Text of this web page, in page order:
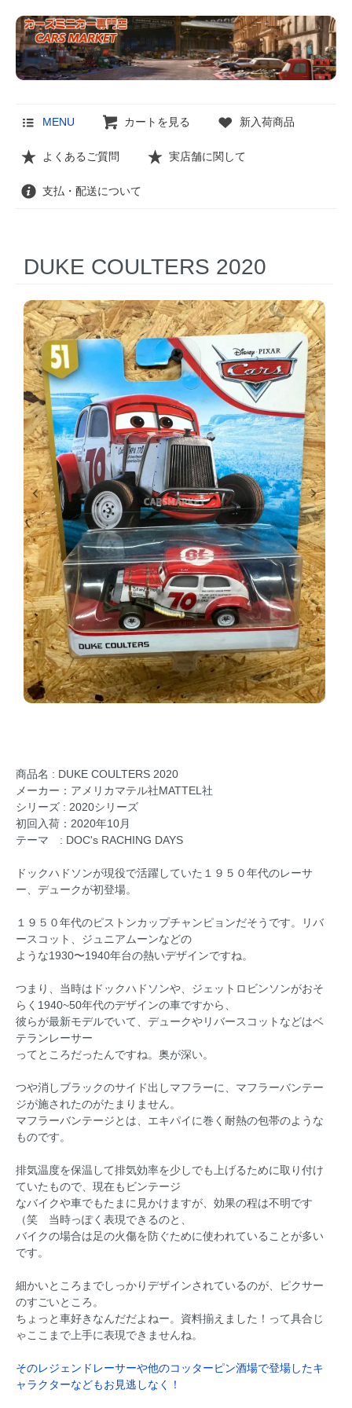
MENU カートを見る 新入荷商品
よくあるご質問 実店舗に関して
支払・配送について
DUKE COULTERS 2020
商品名 : DUKE COULTERS 2020
メーカー：アメリカマテル社MATTEL社
シリーズ : 2020シリーズ
初回入荷：2020年10月
テーマ : DOC's RACHING DAYS
ドックハドソンが現役で活躍していた１９５０年代のレーサ
ー、デュークが初登場。
１９５０年代のピストンカップチャンピョンだそうです。リバ
ースコット、ジュニアムーンなどの
ような1930〜1940年台の熱いデザインですね。
つまり、当時はドックハドソンや、ジェットロビンソンがおそ
らく1940~50年代のデザインの車ですから、
彼らが最新モデルでいて、デュークやリバースコットなどはベ
テランレーサー
ってところだったんですね。奥が深い。
つや消しブラックのサイド出しマフラーに、マフラーバンテー
ジが施されたのがたまりません。
マフラーバンテージとは、エキパイに巻く耐熱の包帯のような
ものです。
排気温度を保温して排気効率を少しでも上げるために取り付け
ていたもので、現在もビンテージ
なバイクや車でもたまに見かけますが、効果の程は不明です
（笑 当時っぽく表現できるのと、
バイクの場合は足の火傷を防ぐために使われていることが多い
です。
細かいところまでしっかりデザインされているのが、ピクサー
のすごいところ。
ちょっと車好きなんだだよねー。資料揃えました！って具合じ
ゃここまで上手に表現できませんね。
そのレジェンドレーサーや他のコッターピン酒場で登場したキ
ャラクターなどもお見逃しなく！